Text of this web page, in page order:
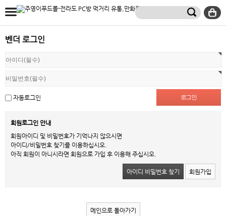
벤더 로그인
자동로그인
회원로그인 안내
회원아이디 및 비밀번호가 기억나지 않으시면
아이디/비밀번호 찾기를 이용하십시오.
아직 회원이 아니시라면 회원으로 가입 후 이용해 주십시오.
아이디 비밀번호 찾기 회원가입
메인으로 돌아가기